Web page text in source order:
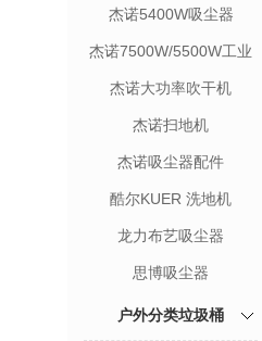
杰诺5400W吸尘器
杰诺7500W/5500W工业
吸尘机
杰诺大功率吹干机
杰诺扫地机
杰诺吸尘器配件
酷尔KUER 洗地机
龙力布艺吸尘器
思博吸尘器
户外分类垃圾桶